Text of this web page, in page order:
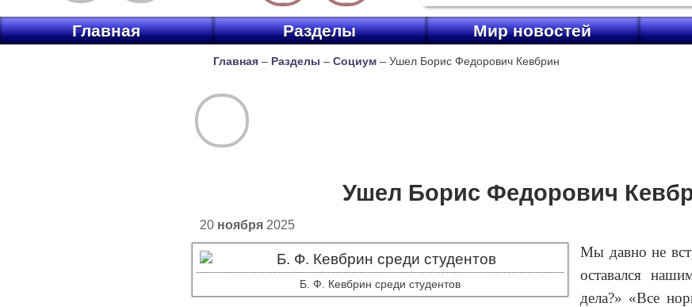
Главная Разделы Мир новостей
Главная– Разделы – Социум– Ушел Борис Федорович Кевбрин
Ушел Борис Федорович
20 ноября2025
Б. Ф. Кевбрин среди студентов
Мы давно не
оставался
дела?» «Все